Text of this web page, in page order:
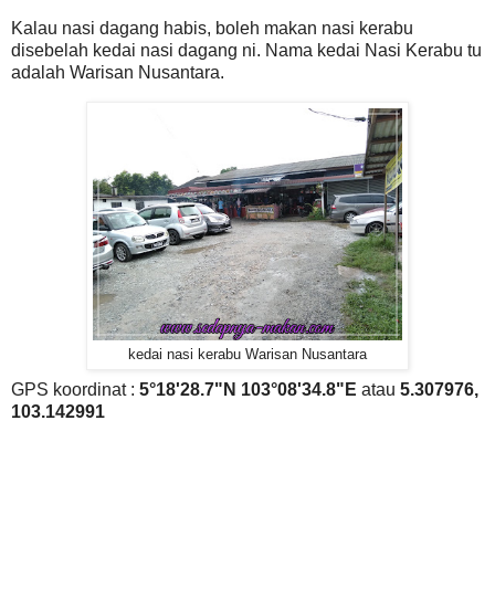
Kalau nasi dagang habis, boleh makan nasi kerabu
disebelah kedai nasi dagang ni. Nama kedai Nasi Kerabu tu
adalah Warisan Nusantara.
kedai nasi kerabu Warisan Nusantara
GPS koordinat : 5°18'28.7"N 103°08'34.8"E atau 5.307976,
103.142991